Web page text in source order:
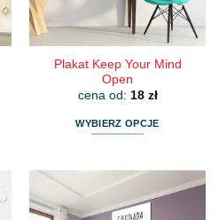
stronie
produktu
Plakat Keep Your Mind
Open
cena od: 18 zł
WYBIERZ OPCJE
wiele